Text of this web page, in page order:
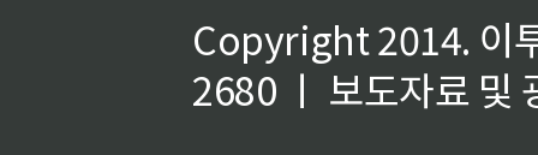
Copyright 2014. 이
2680 ㅣ 보도자료